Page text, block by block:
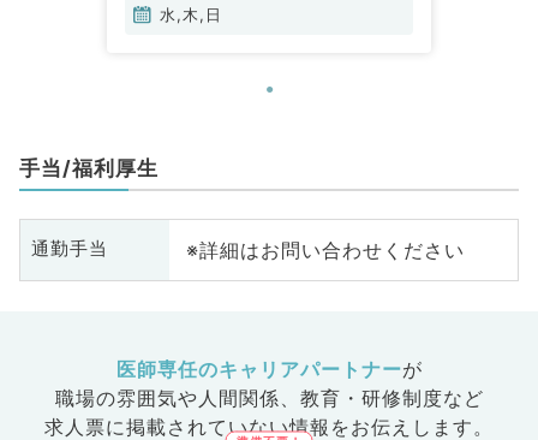
水,木,日
手当/福利厚生
通勤手当 ※詳細はお問い合わせください
医師専任のキャリアパートナーが
職場の雰囲気や人間関係、 教育・研修制度など
求人票に掲載されていない情報をお伝えします。